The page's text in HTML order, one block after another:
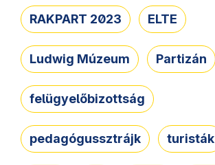
RAKPART 2023 ELTE
Ludwig Múzeum Partizán
felügyelőbizottság
pedagógussztrájk turisták